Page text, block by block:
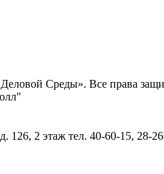
Среды». Все права
126, 2 этаж тел. 40-60-15, 28-